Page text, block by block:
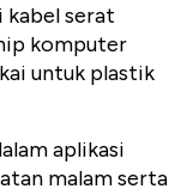
kabel serat
komputer
untuk plastik
aplikasi
malam serta